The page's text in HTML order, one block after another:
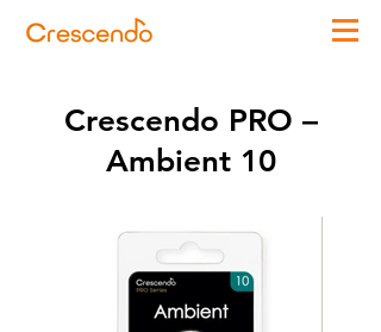
Crescendo PRO –
Ambient 10